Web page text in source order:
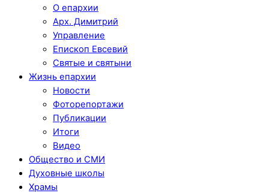
О епархии
Арх. Димитрий
Управление
Епископ Евсевий
Святые и святыни
Жизнь епархии
Новости
Фоторепортажи
Публикации
Итоги
Видео
Общество и СМИ
Духовные школы
Храмы